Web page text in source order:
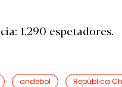
1.290 espetadores.
andebol República